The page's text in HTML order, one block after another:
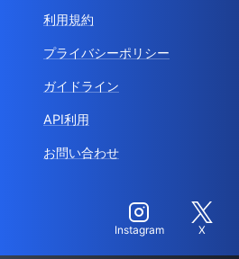
利用規約
プライバシーポリシー
ガイドライン
API利用
お問い合わせ
Instagram X